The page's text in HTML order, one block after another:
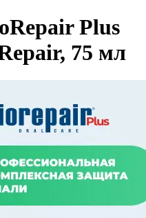
Plus
75 мл